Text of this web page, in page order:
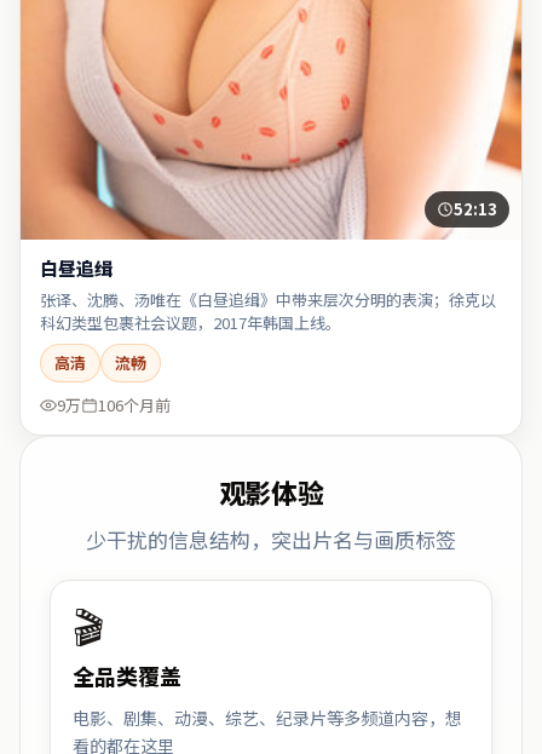
52:13
白昼追缉
张译、沈腾、汤唯在《白昼追缉》中带来层次分明的表演；徐克以
科幻类型包裹社会议题，2017年韩国上线。
高清
流畅
9万
106个月前
观影体验
少干扰的信息结构，突出片名与画质标签
🎬
全品类覆盖
电影、剧集、动漫、综艺、纪录片等多频道内容，想
看的都在这里